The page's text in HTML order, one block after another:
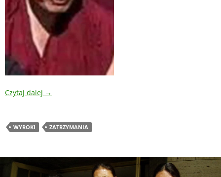
Czytaj dalej →
WYROKI ZATRZYMANIA